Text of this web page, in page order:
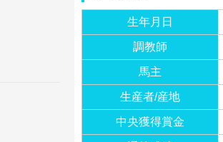
生年月日
調教師
馬主
生産者/産地
中央獲得賞金